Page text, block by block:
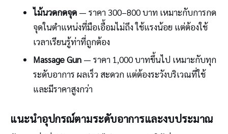
ไม้นวดกดจุด— ราคา 300–800 บาท เหมาะกับการกด
จุดในตำแหน่งที่มือเอื้อมไม่ถึง ใช้แรงน้อย แต่ต้องใช้
เวลาเรียนรู้ท่าที่ถูกต้อง
Massage Gun— ราคา 1,000 บาทขึ้นไป เหมาะกับทุก
ระดับอาการ ผลเร็ว สะดวก แต่ต้องระวังบริเวณที่ใช้
และมีราคาสูงกว่า
แนะนำอุปกรณ์ตามระดับอาการและงบประมาณ